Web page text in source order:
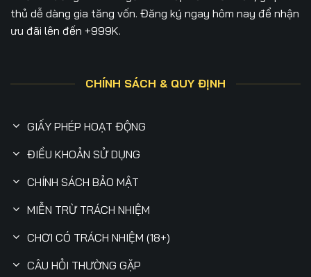
thủ dễ dàng gia tăng vốn. Đăng ký ngay hôm nay để nhận
ưu đãi lên đến +999K.
CHÍNH SÁCH & QUY ĐỊNH
GIẤY PHÉP HOẠT ĐỘNG
ĐIỀU KHOẢN SỬ DỤNG
CHÍNH SÁCH BẢO MẬT
MIỄN TRỪ TRÁCH NHIỆM
CHƠI CÓ TRÁCH NHIỆM (18+)
CÂU HỎI THƯỜNG GẶP